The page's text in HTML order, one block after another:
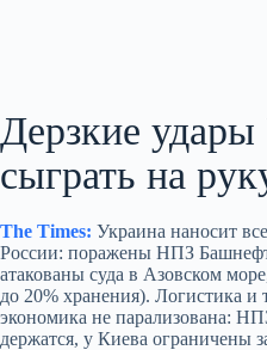
Дерзкие
сыграть на
The Times: Украина наносит
России: поражены НПЗ
атакованы суда в Азовском
до 20% хранения). Логистика
экономика не парализована:
держатся, у Киева ограничены